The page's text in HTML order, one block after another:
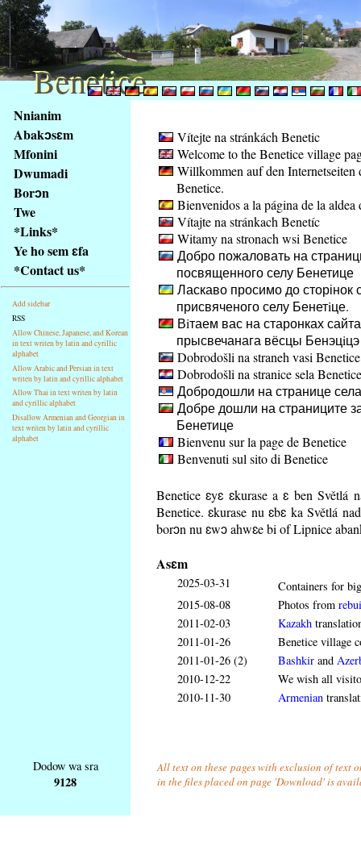
obsah
stránky
Klávesové
zkratky
tomto
webu
základní
Hlavní
strana
Nnianim
Abakɔsɛm
Mfonini
Dwumadi
Borɔn
Twe
*Links*
Ye ho sem ɛfa
*Contact us*
Add sidebar
RSS
Allow Chinese, Japanese, and Korean
in text writen by latin and cyrillic
alphabet
Allow Arabic and Persian in text
writen by latin and cyrillic alphabet
Allow Thai in text writen by latin
and cyrillic alphabet
Disallow Armenian and Georgian in
text writen by latin and cyrillic
alphabet
Vítejte na stránkách Benetic
Welcome to the Benetice village
Willkommen auf den Internetseiten
Benetice.
Bienvenidos a la página de la aldea
Vítajte na stránkach Benetíc
Witamy na stronach wsi Benetice
Добро пожаловать на
посвященного селу Бенетице
Ласкаво просимо до сторінок
присвяченого селу Бенетiце.
Вiтаем вас на старонках
прысвечанага вёсцы Бенэцiцэ
Dobrodošli na straneh vasi Benetice
Dobrodošli na stranice sela Benetice
Добродошли на странице
Добре дошли на страниците
Бенетице
Bienvenu sur la page de Benetice
Benvenuti sul sito di Benetice
Benetice ɛyɛ ɛkurase a ɛ ben Světlá
Benetice. ɛkurase nu ɛbɛ ka Světlá
borɔn nu ɛwɔ ahwɛe bi of Lipnice
Asɛm
2025-03-31
Containers for
2015-08-08
Photos from
2011-02-03
Kazakh
2011-01-26
Benetice village
2011-01-26 (2)
Bashkir and
2010-12-22
We wish all
2010-11-30
Armenian
Dodow wa sra
9128
All text on these pages with exclusion of text
in the files placed on page 'Download' is
Benetice
Benetice